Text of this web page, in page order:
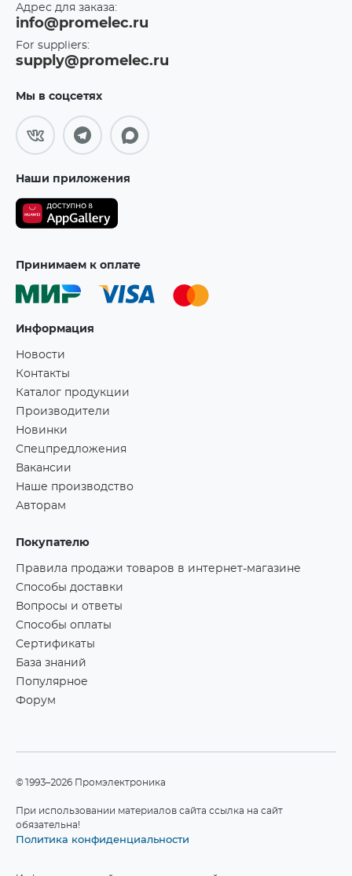
Адрес для заказа:
info@promelec.ru
For suppliers:
supply@promelec.ru
Мы в соцсетях
Наши приложения
Принимаем к оплате
Информация
Новости
Контакты
Каталог продукции
Производители
Новинки
Спецпредложения
Вакансии
Наше производство
Авторам
Покупателю
Правила продажи товаров в интернет-магазине
Способы доставки
Вопросы и ответы
Способы оплаты
Сертификаты
База знаний
Популярное
Форум
©1993–2026 Промэлектроника
При использовании материалов сайта ссылка на сайт
обязательна!
Политика конфиденциальности